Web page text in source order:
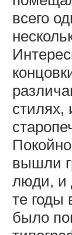
всего
стилях,
вышли
люди, и
те годы
было